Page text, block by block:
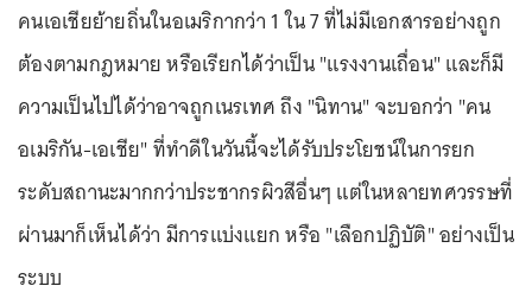
คนเอเชียย้ายถิ่นในอเมริกากว่า 1 ใน 7 ที่ไม่มีเอกสารอย่างถูก
ต้องตามกฎหมาย หรือเรียกได้ว่าเป็น "แรงงานเถื่อน" และก็มี
ความเป็นไปได้ว่าอาจถูกเนรเทศ ถึง "นิทาน" จะบอกว่า "คน
อเมริกัน-เอเชีย" ที่ทำดีในวันนี้จะได้รับประโยชน์ในการยก
ระดับสถานะมากกว่าประชากรผิวสีอื่นๆ แต่ในหลายทศวรรษที่
ผ่านมาก็เห็นได้ว่า มีการแบ่งแยก หรือ "เลือกปฏิบัติ" อย่างเป็น
ระบบ